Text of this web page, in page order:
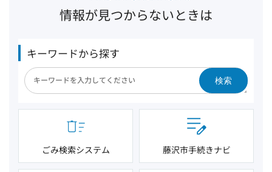
情報が見つからないときは
キーワードから探す
検索
ごみ検索システム 藤沢市手続きナビ